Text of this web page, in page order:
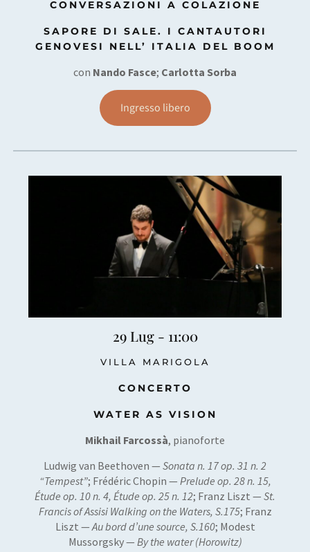
CONVERSAZIONI A COLAZIONE
SAPORE DI SALE. I CANTAUTORI
GENOVESI NELL’ ITALIA DEL BOOM
con Nando Fasce; Carlotta Sorba
Ingresso libero
29 Lug - 11:00
VILLA MARIGOLA
CONCERTO
WATER AS VISION
Mikhail Farcossà, pianoforte
Ludwig van Beethoven — Sonata n. 17 op. 31 n. 2
“Tempest”; Frédéric Chopin — Prelude op. 28 n. 15,
Étude op. 10 n. 4, Étude op. 25 n. 12; Franz Liszt — St.
Francis of Assisi Walking on the Waters, S.175; Franz
Liszt — Au bord d’une source, S.160; Modest
Mussorgsky — By the water (Horowitz)